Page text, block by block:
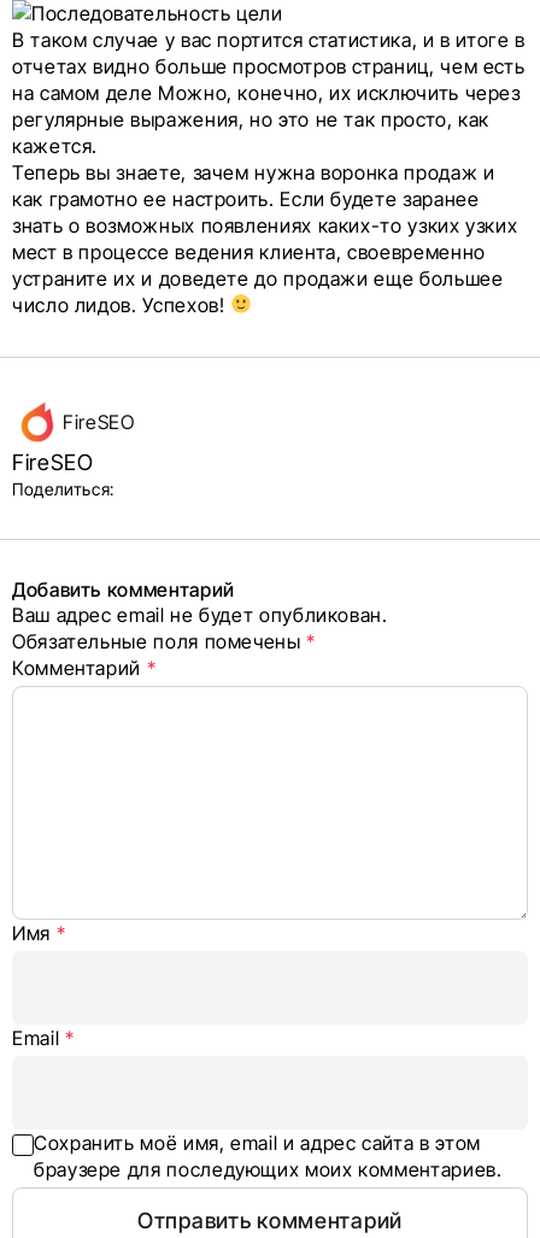
В таком случае у вас портится статистика, и в итоге в
отчетах видно больше просмотров страниц, чем есть
на самом деле Можно, конечно, их исключить через
регулярные выражения, но это не так просто, как
кажется.
Теперь вы знаете, зачем нужна воронка продаж и
как грамотно ее настроить. Если будете заранее
знать о возможных появлениях каких-то узких узких
мест в процессе ведения клиента, своевременно
устраните их и доведете до продажи еще большее
число лидов. Успехов!
Данные
об авторе
и блок
поделиться
в соцсетях
FireSEO
FireSEO
Поделиться:
Добавить комментарий
Ваш адрес email не будет опубликован.
Обязательные поля помечены*
Комментарий *
Имя *
Email *
Сохранить моё имя, email и адрес сайта в этом
браузере для последующих моих комментариев.
Alternative: